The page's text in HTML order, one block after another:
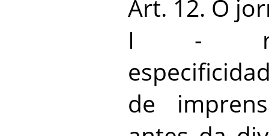
Art. 12. O
I -
de